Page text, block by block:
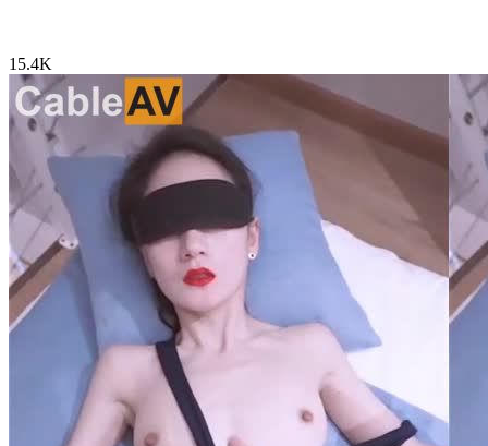
15.4K